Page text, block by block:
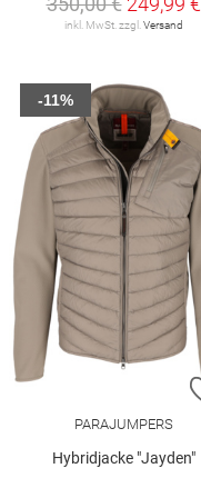
inkl. MwSt. zzgl. Versand
PARAJUMPERS
Hybridjacke "Jayden"
-11%